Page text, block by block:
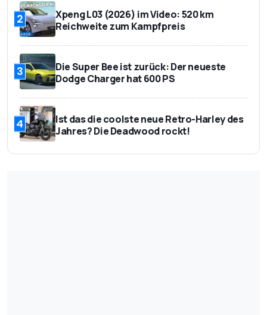
2
Xpeng L03 (2026) im Video: 520 km
Reichweite zum Kampfpreis
3
Die Super Bee ist zurück: Der neueste
Dodge Charger hat 600 PS
4
Ist das die coolste neue Retro-Harley des
Jahres? Die Deadwood rockt!